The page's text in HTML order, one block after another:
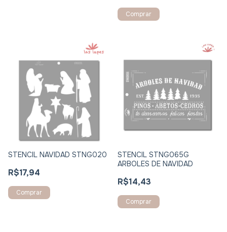
Comprar
STENCIL NAVIDAD STNG020
R$17,94
Comprar
STENCIL STNG065G
ARBOLES DE NAVIDAD
R$14,43